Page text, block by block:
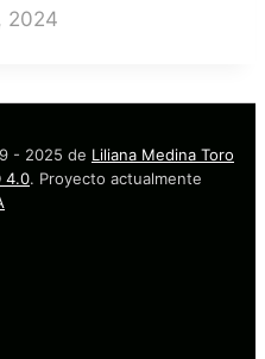
2024
- 2025 de Liliana Medina Toro
4.0. Proyecto actualmente